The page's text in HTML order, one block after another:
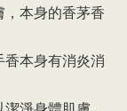
，本身的香茅香
本身有消炎消